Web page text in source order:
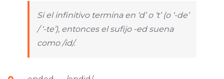
Si el infinitivo termina en ‘d’ o ‘t’ (o ‘-de’
/ ‘-te’), entonces el sufijo -ed suena
como /id/.